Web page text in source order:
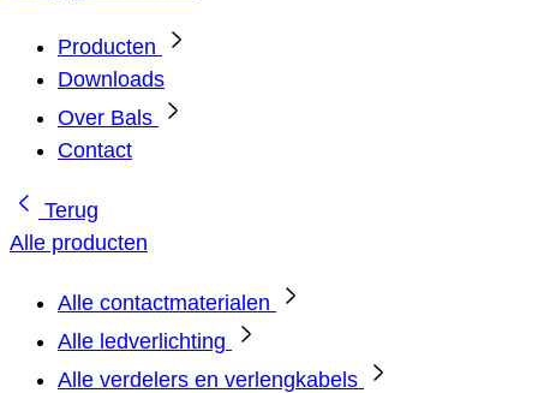
Producten
Downloads
Over Bals
Contact
Terug
Alle producten
Alle contactmaterialen
Alle ledverlichting
Alle verdelers en verlengkabels